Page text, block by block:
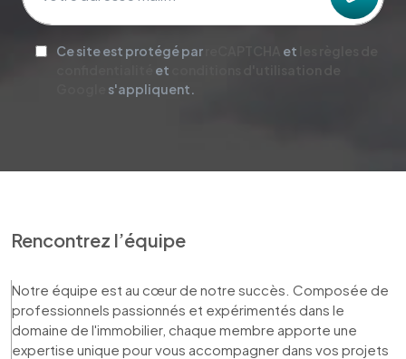
Ce site est protégé par et
et
s'appliquent.
Rencontrez l’équipe
Notre équipe est au cœur de notre succès. Composée de
professionnels passionnés et expérimentés dans le
domaine de l'immobilier, chaque membre apporte une
expertise unique pour vous accompagner dans vos projets